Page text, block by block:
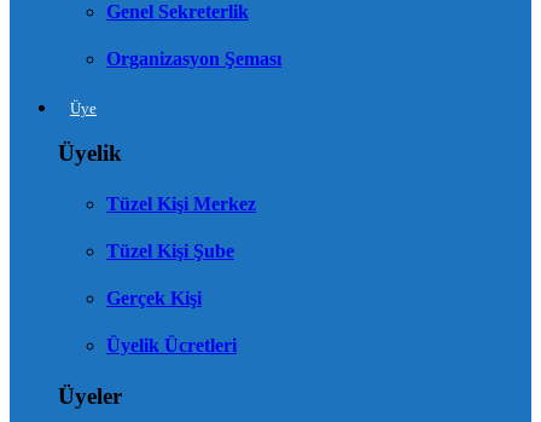
Genel Sekreterlik
Organizasyon Şeması
Üye
Üyelik
Tüzel Kişi Merkez
Tüzel Kişi Şube
Gerçek Kişi
Üyelik Ücretleri
Üyeler